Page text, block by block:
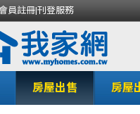
員註冊|刊登服務
房屋出售 房屋